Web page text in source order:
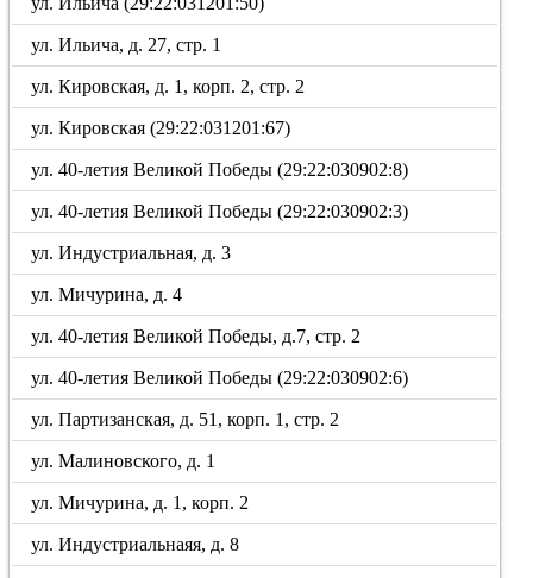
ул. Ильича, д. 27, стр. 1
ул. Кировская, д. 1, корп. 2, стр. 2
ул. Кировская (29:22:031201:67)
ул. 40-летия Великой Победы (29:22:030902:8)
ул. 40-летия Великой Победы (29:22:030902:3)
ул. Индустриальная, д. 3
ул. Мичурина, д. 4
ул. 40-летия Великой Победы, д.7, стр. 2
ул. 40-летия Великой Победы (29:22:030902:6)
ул. Партизанская, д. 51, корп. 1, стр. 2
ул. Малиновского, д. 1
ул. Мичурина, д. 1, корп. 2
ул. Индустриальнаяя, д. 8